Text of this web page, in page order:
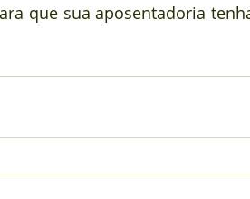
que sua aposentadoria